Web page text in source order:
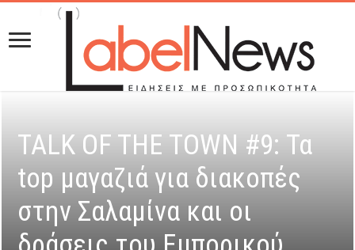
TALK OF THE TOWN #9: Τα
top μαγαζιά για διακοπές
στην Σαλαμίνα και οι